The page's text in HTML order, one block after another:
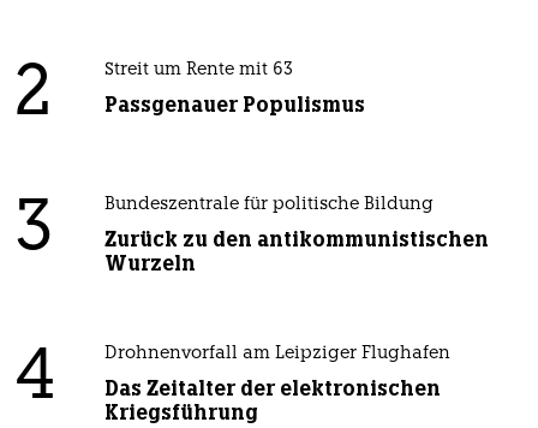
2 Streit um Rente mit 63
Passgenauer Populismus
3 Bundeszentrale für politische Bildung
Zurück zu den antikommunistischen
Wurzeln
4 Drohnenvorfall am Leipziger Flughafen
Das Zeitalter der elektronischen
Kriegsführung